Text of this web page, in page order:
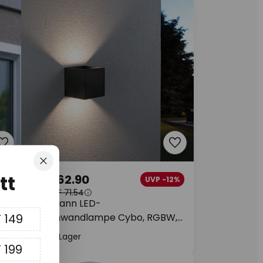
Paulmann LED-
Außenwandlampe Cybo, RGBW,
10 cm, anthrazit
CHF 62.90 UVP -12%
CHF 71.54
Auf Lager
Schliessen